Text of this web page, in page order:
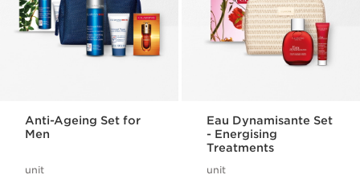
Anti-Ageing Set for
Men
unit
Eau Dynamisante Set
- Energising
Treatments
unit